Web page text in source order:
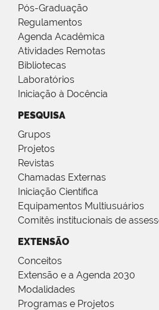
Pós-Graduação
Regulamentos
Agenda Acadêmica
Atividades Remotas
Bibliotecas
Laboratórios
Iniciação à Docência
PESQUISA
Grupos
Projetos
Revistas
Chamadas Externas
Iniciação Científica
Equipamentos Multiusuários
Comitês institucionais de
EXTENSÃO
Conceitos
Extensão e a Agenda 2030
Modalidades
Programas e Projetos